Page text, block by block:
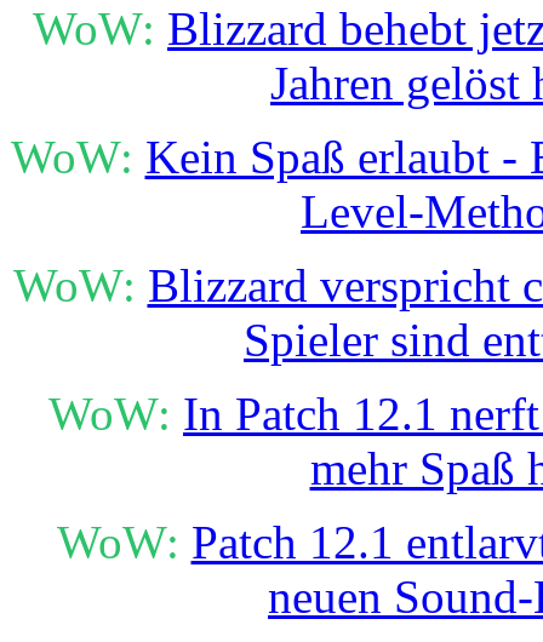
WoW: Blizzard behebt
Jahren gelöst
WoW: Kein Spaß erlaubt -
Level-
WoW: Blizzard verspricht
Spieler sind
WoW: In Patch 12.1
mehr Spaß
WoW: Patch 12.1
neuen